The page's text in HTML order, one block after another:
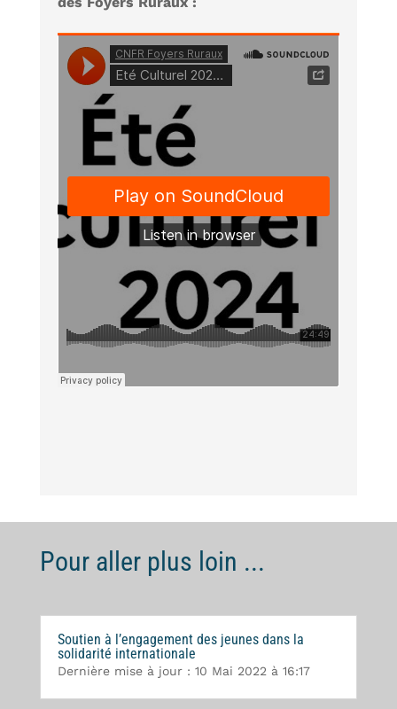
Pour aller plus loin ...
Soutien à l’engagement des jeunes dans la
solidarité internationale
Dernière mise à jour : 10 Mai 2022 à 16:17